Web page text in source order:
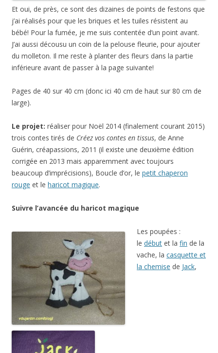
Et oui, de près, ce sont des dizaines de points de festons que
j’ai réalisés pour que les briques et les tuiles résistent au
bébé! Pour la fumée, je me suis contentée d’un point avant.
J’ai aussi décousu un coin de la pelouse fleurie, pour ajouter
du molleton. Il me reste à planter des fleurs dans la partie
inférieure avant de passer à la page suivante!
Pages de 40 sur 40 cm (donc ici 40 cm de haut sur 80 cm de
large).
Le projet: réaliser pour Noël 2014 (finalement courant 2015)
trois contes tirés de Créez vos contes en tissus, de Anne
Guérin, créapassions, 2011 (il existe une deuxième édition
corrigée en 2013 mais apparemment avec toujours
beaucoup d’imprécisions), Boucle d’or, le petit chaperon
rouge et le haricot magique.
Suivre l’avancée du haricot magique
Les poupées :
le début et la fin de la
vache, la casquette et
la chemise de Jack,